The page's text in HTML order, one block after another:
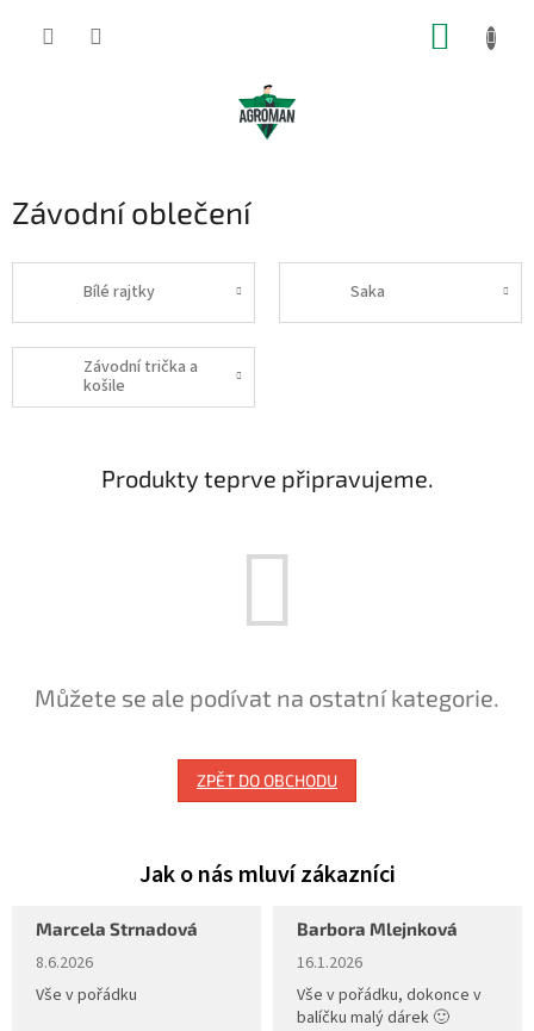
Závodní oblečení
Bílé rajtky Saka
Závodní trička a
košile
Produkty teprve připravujeme.
Můžete se ale podívat na ostatní kategorie.
ZPĚT DO OBCHODU
Marcela Strnadová
Hodnocení obchodu je 5 z 5 hvězdiček.
8.6.2026
Vše v pořádku
Barbora Mlejnková
Hodnocení obchodu je 5 z 5
16.1.2026
Vše v pořádku, dokonce v
balíčku malý dárek 🙂